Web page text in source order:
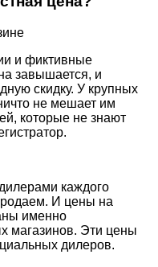
и фиктивные
завышается, и
скидку. У крупных
не мешает им
которые не знают
каждого
И цены на
именно
магазинов. Эти цены
дилеров.